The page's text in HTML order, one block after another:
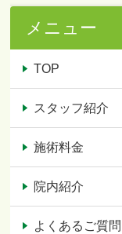
メニュー
TOP
スタッフ紹介
施術料金
院内紹介
よくあるご質問